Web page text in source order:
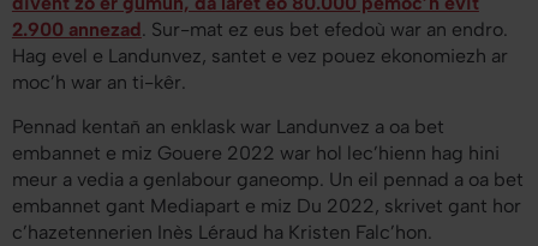
2.900 annezad. Sur-mat ez eus bet efedoù war an endro.
Hag evel e Landunvez, santet e vez pouez ekonomiezh ar
moc’h war an ti-kêr.
Pennad kentañ an enklask war Landunvez a oa bet
embannet e miz Gouere 2022 war hol lec’hienn hag hini
meur a vedia a genlabour ganeomp. Un eil pennad a oa bet
embannet gant Mediapart e miz Du 2022, skrivet gant hor
c’hazetennerien Inès Léraud ha Kristen Falc’hon.